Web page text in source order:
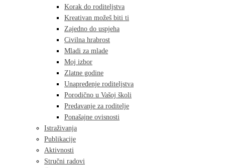
Korak do roditeljstva
Kreativan možeš biti ti
Zajedno do uspjeha
Civilna hrabrost
Mladi za mlade
Moj izbor
Zlatne godine
Unapređenje roditeljstva
Porodično u Vašoj školi
Predavanje za roditelje
Ponašajne ovisnosti
Istraživanja
Publikacije
Aktivnosti
Stručni radovi